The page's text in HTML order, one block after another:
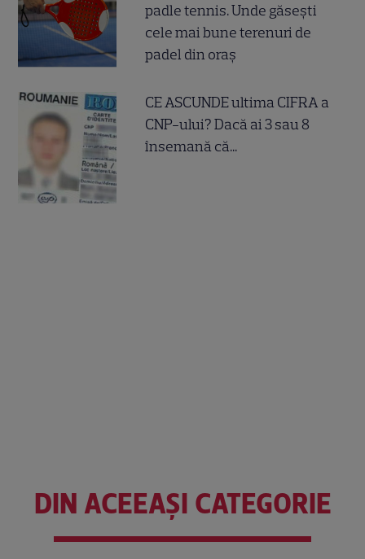
padle tennis. Unde găsești
cele mai bune terenuri de
padel din oraș
CE ASCUNDE ultima CIFRA a
CNP-ului? Dacă ai 3 sau 8
însemană că...
DIN ACEEAȘI CATEGORIE